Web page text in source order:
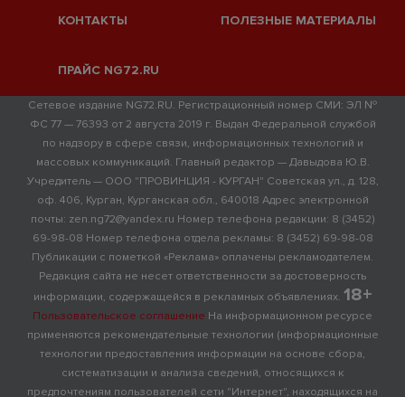
КОНТАКТЫ ПОЛЕЗНЫЕ МАТЕРИАЛЫ
ПРАЙС NG72.RU
Сетевое издание NG72.RU. Регистрационный номер СМИ: ЭЛ №
ФС 77 — 76393 от 2 августа 2019 г. Выдан Федеральной службой
по надзору в сфере связи, информационных технологий и
массовых коммуникаций. Главный редактор — Давыдова Ю.В.
Учредитель — ООО "ПРОВИНЦИЯ - КУРГАН" Советская ул., д. 128,
оф. 406, Курган, Курганская обл., 640018 Адрес электронной
почты: zen.ng72@yandex.ru Номер телефона редакции: 8 (3452)
69-98-08 Номер телефона отдела рекламы: 8 (3452) 69-98-08
Публикации с пометкой «Реклама» оплачены рекламодателем.
Редакция сайта не несет ответственности за достоверность
информации, содержащейся в рекламных объявлениях. 18+
Пользовательское соглашение На информационном ресурсе
применяются рекомендательные технологии (информационные
технологии предоставления информации на основе сбора,
систематизации и анализа сведений, относящихся к
предпочтениям пользователей сети "Интернет", находящихся на